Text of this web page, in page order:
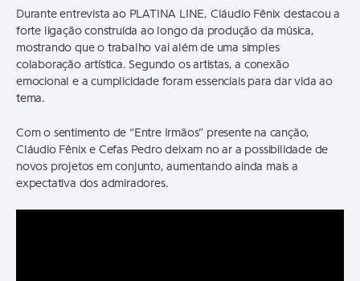
Durante entrevista ao PLATINA LINE, Cláudio Fênix destacou a
forte ligação construída ao longo da produção da música,
mostrando que o trabalho vai além de uma simples
colaboração artística. Segundo os artistas, a conexão
emocional e a cumplicidade foram essenciais para dar vida ao
tema.
Com o sentimento de “Entre Irmãos” presente na canção,
Cláudio Fênix e Cefas Pedro deixam no ar a possibilidade de
novos projetos em conjunto, aumentando ainda mais a
expectativa dos admiradores.